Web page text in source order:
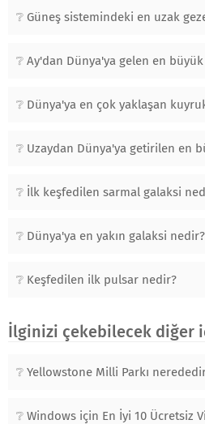
Güneş sistemindeki en uzak
Ay'dan Dünya'ya gelen en
Dünya'ya en çok yaklaşan
Uzaydan Dünya'ya getirilen en
İlk keşfedilen sarmal galaksi
Dünya'ya en yakın galaksi nedir?
Keşfedilen ilk pulsar nedir?
İlginizi çekebilecek diğer
Yellowstone Milli Parkı
Windows için En İyi 10 Ücretsiz